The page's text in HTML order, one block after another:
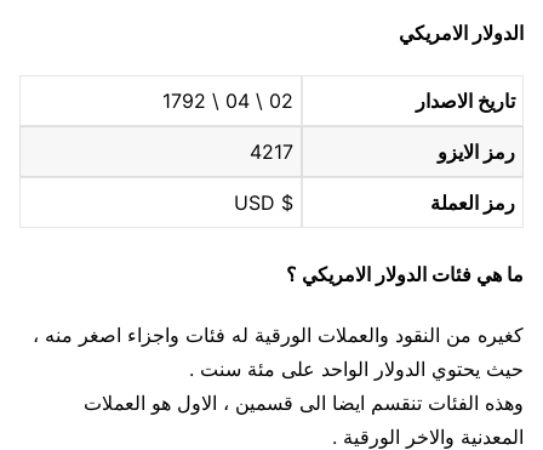
الدولار الامريكي
تاريخ الاصدار 02 \ 04 \ 1792
رمز الايزو 4217
رمز العملة $ USD
ما هي فئات الدولار الامريكي ؟
كغيره من النقود والعملات الورقية له فئات واجزاء اصغر منه ،
حيث يحتوي الدولار الواحد على مئة سنت .
وهذه الفئات تنقسم ايضا الى قسمين ، الاول هو العملات
المعدنية والاخر الورقية .